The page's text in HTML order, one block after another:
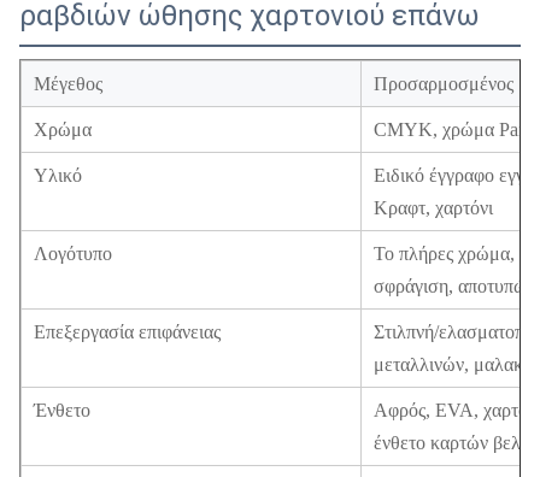
ραβδιών ώθησης χαρτονιού επάνω
Μέγεθος Προσαρμοσμένος
Χρώμα CMYK, χρώμα
Υλικό
Ειδικό έγγραφο
Κραφτ, χαρτόνι
Λογότυπο
Το πλήρες χρώμα,
σφράγιση,
Επεξεργασία επιφάνειας
Στιλπνή/
μεταλλινών, μαλακό
Ένθετο
Αφρός, EVA,
ένθετο καρτών